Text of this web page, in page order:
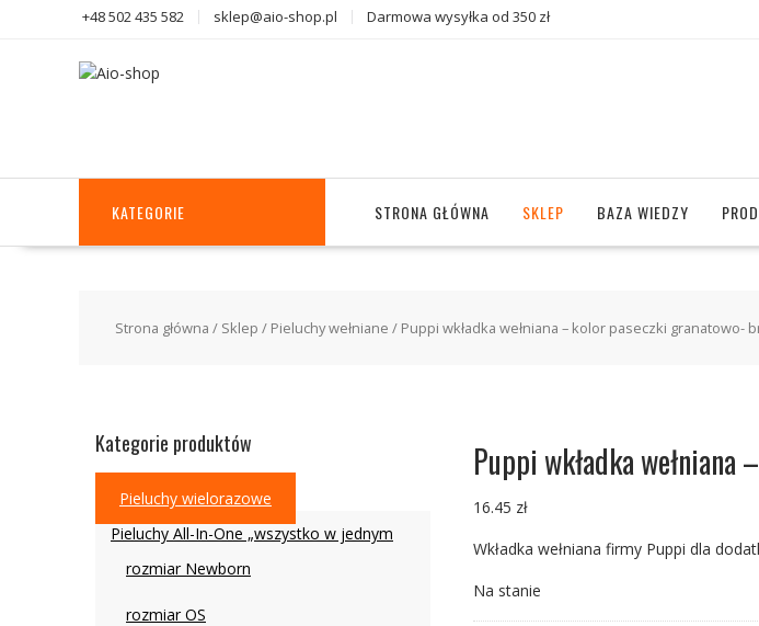
+48 502 435 582 sklep@aio-shop.pl Darmowa wysyłka od 350 zł
KATEGORIE STRONA GŁÓWNA SKLEP BAZA WIEDZY
Strona główna / Sklep / Pieluchy wełniane / Puppi wkładka wełniana – kolor paseczki granatowo-
Puppi wkładka
16.45 zł
Wkładka wełniana firmy Puppi dla
Na stanie
Kategorie produktów
Pieluchy wielorazowe
Pieluchy All-In-One „wszystko w jednym
rozmiar Newborn
rozmiar OS